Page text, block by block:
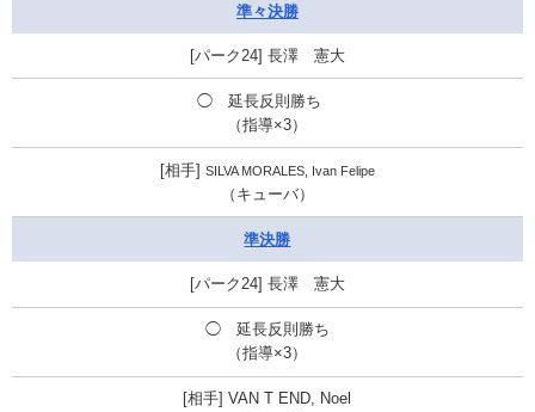
準々決勝
長澤 憲大
◯ 延長反則勝ち
（指導×3）
SILVA MORALES, Ivan Felipe
（キューバ）
準決勝
長澤 憲大
◯ 延長反則勝ち
（指導×3）
VAN T END, Noel